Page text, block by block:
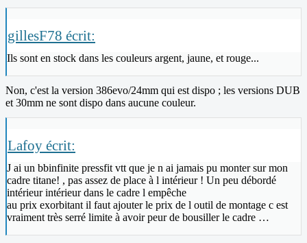
gillesF78 écrit:
Ils sont en stock dans les couleurs argent, jaune, et rouge...
Non, c'est la version 386evo/24mm qui est dispo ; les versions DUB
et 30mm ne sont dispo dans aucune couleur.
Lafoy écrit:
J ai un bbinfinite pressfit vtt que je n ai jamais pu monter sur mon
cadre titane! , pas assez de place à l intérieur ! Un peu débordé
intérieur intérieur dans le cadre l empêche
au prix exorbitant il faut ajouter le prix de l outil de montage c est
vraiment très serré limite à avoir peur de bousiller le cadre …